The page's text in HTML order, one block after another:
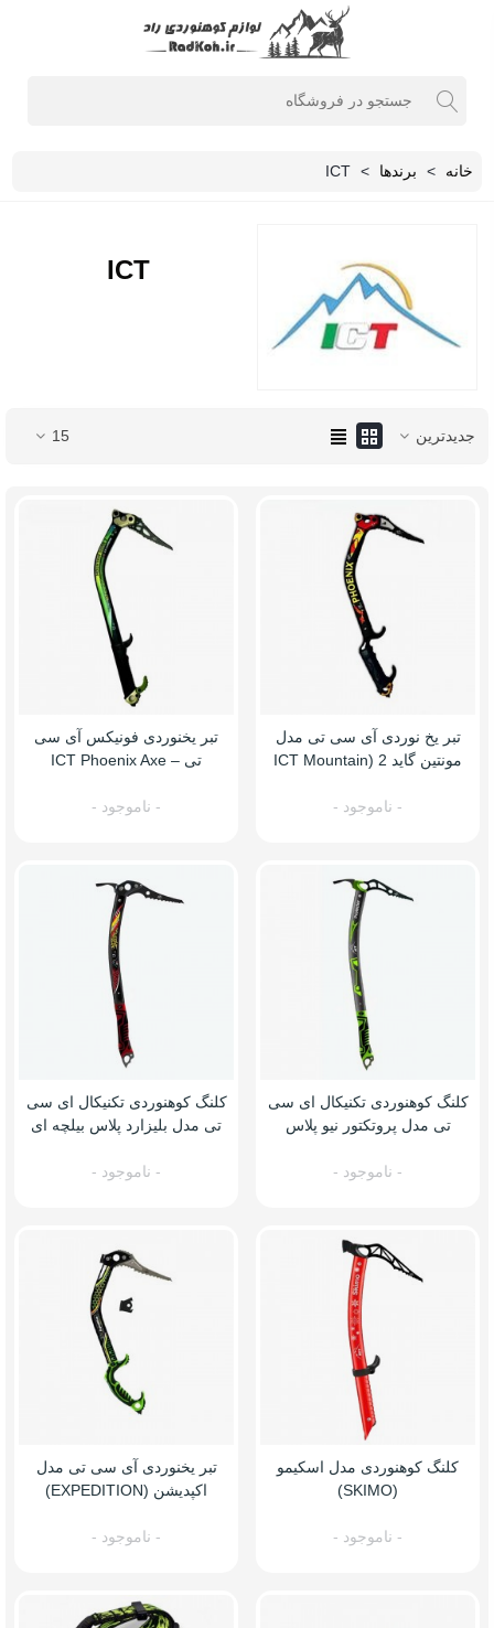
خانه > برندها >
ICT
ICT
جدیدترین 15
تبر یخ نوردی آی سی تی مدل
مونتین گاید 2 (ICT Mountain
- ناموجود -
تبر یخنوردی فونیکس آی سی
تی – ICT Phoenix Axe
- ناموجود -
کلنگ کوهنوردی تکنیکال ای سی
تی مدل پروتکتور نیو پلاس
- ناموجود -
کلنگ کوهنوردی تکنیکال ای سی
تی مدل بلیزارد پلاس بیلچه ای
- ناموجود -
کلنگ کوهنوردی مدل اسکیمو
(SKIMO)
- ناموجود -
تبر یخنوردی آی سی تی مدل
اکپدیشن (EXPEDITION)
- ناموجود -